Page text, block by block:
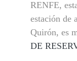
RENFE,
estación de
Quirón, es
DE